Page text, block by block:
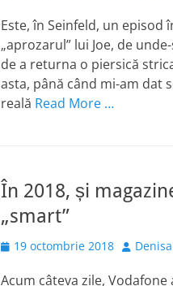
Este, în Seinfeld, un episod
„aprozarul” lui Joe, de
de a returna o piersică
asta, până când mi-am dat
reală Read More …
În 2018, și
„smart”
Posted
19 octombrie 2018 Author
Acum câteva zile,